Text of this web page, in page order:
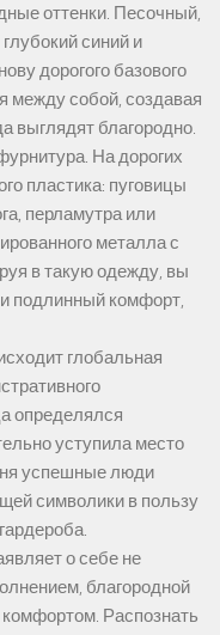
оттенки. Песочный,
синий и
дорогого базового
между собой, создавая
выглядят благородно.
На дорогих
пластика: пуговицы
перламутра или
металла с
в такую одежду, вы
подлинный комфорт,
глобальная
определялся
уступила место
успешные люди
символики в пользу
о себе не
благородной
Распознать